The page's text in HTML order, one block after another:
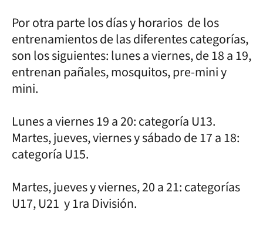
Por otra parte los días y horarios de los
entrenamientos de las diferentes categorías,
son los siguientes: lunes a viernes, de 18 a 19,
entrenan pañales, mosquitos, pre-mini y
mini.
Lunes a viernes 19 a 20: categoría U13.
Martes, jueves, viernes y sábado de 17 a 18:
categoría U15.
Martes, jueves y viernes, 20 a 21: categorías
U17, U21 y 1ra División.